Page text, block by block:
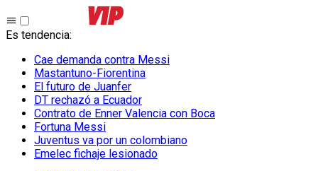
Es tendencia:
Cae demanda contra Messi
Mastantuno-Fiorentina
El futuro de Juanfer
DT rechazó a Ecuador
Contrato de Enner Valencia con Boca
Fortuna Messi
Juventus va por un colombiano
Emelec fichaje lesionado